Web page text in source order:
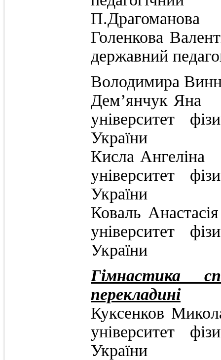
П.Драгоманова
Голенкова
державний
Володимира
Дем’янчук
університет
України
Кисла
університет
України
Коваль
університет
України
Гімнастика
перекладині
Куксенков
університет
України